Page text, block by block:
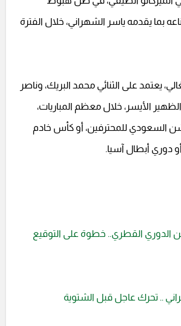
بما يقدمه ياسر الشهراني، خلال الفترة
يعتمد على الثنائي محمد البريك، وناصر
الأيسر، خلال معظم المباريات،
السعودي للمحترفين، أو كأس خادم
دوري أبطال آسيا.
الدوري القطري.. خطوة على التوقيع
.. تحرك عاجل قبل الشتوية